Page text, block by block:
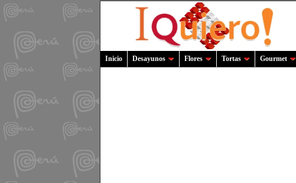
Inicio Desayunos Flores Tortas Gourmet